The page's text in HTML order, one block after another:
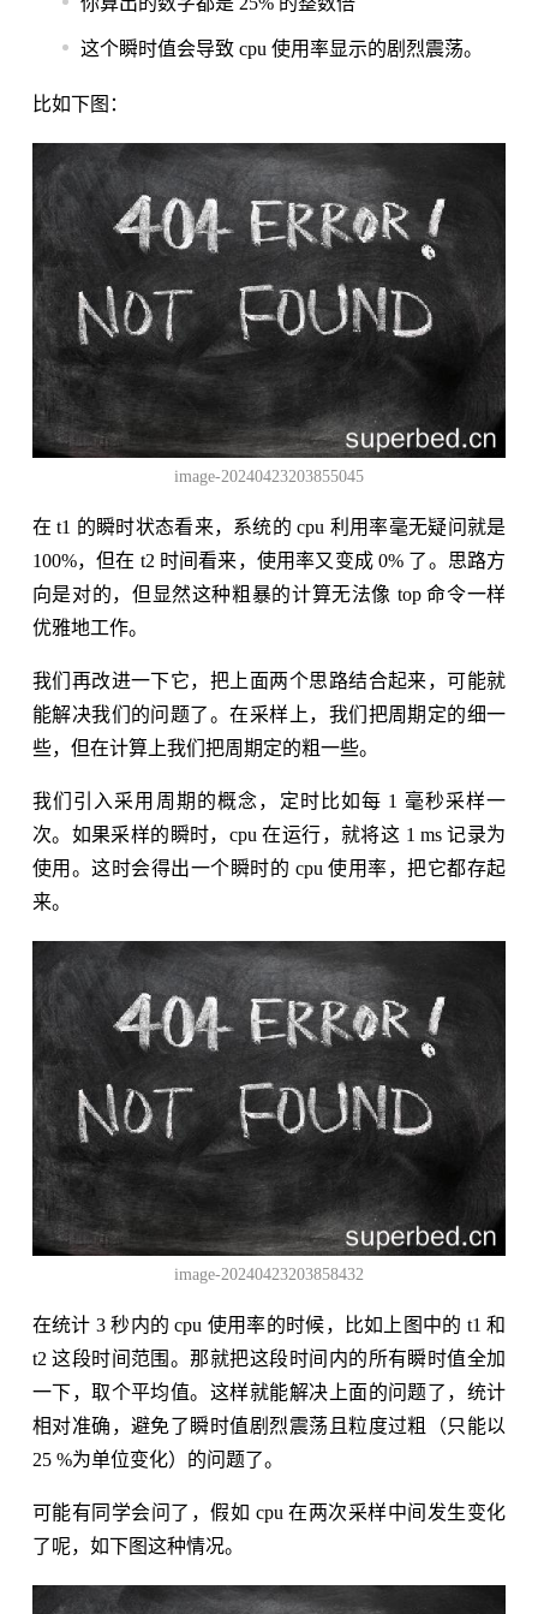
这个瞬时值会导致 cpu 使用率显示的剧烈震荡。
比如下图：
image-20240423203855045
在 t1 的瞬时状态看来，系统的 cpu 利用率毫无疑问就是
100%，但在 t2 时间看来，使用率又变成 0% 了。思路方
向是对的，但显然这种粗暴的计算无法像 top 命令一样
优雅地工作。
我们再改进一下它，把上面两个思路结合起来，可能就
能解决我们的问题了。在采样上，我们把周期定的细一
些，但在计算上我们把周期定的粗一些。
我们引入采用周期的概念，定时比如每 1 毫秒采样一
次。如果采样的瞬时，cpu 在运行，就将这 1 ms 记录为
使用。这时会得出一个瞬时的 cpu 使用率，把它都存起
来。
image-20240423203858432
在统计 3 秒内的 cpu 使用率的时候，比如上图中的 t1 和
t2 这段时间范围。那就把这段时间内的所有瞬时值全加
一下，取个平均值。这样就能解决上面的问题了，统计
相对准确，避免了瞬时值剧烈震荡且粒度过粗（只能以
25 %为单位变化）的问题了。
可能有同学会问了，假如 cpu 在两次采样中间发生变化
了呢，如下图这种情况。